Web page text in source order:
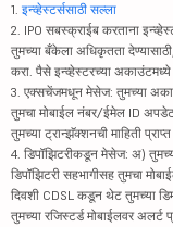
1. इन्व्हेस्टर्ससाठी सल्ला
2. IPO सबस्क्राईब करताना
तुमच्या बँकेला अधिकृतता
करा. पैसे इन्व्हेस्टरच्या अकाउंटमध्ये
3. एक्सचेंजमधून मेसेज: तुमच्या
तुमचा मोबाईल नंबर/ईमेल ID
तुमच्या ट्रान्झॅक्शनची माहिती
4. डिपॉझिटरीकडून मेसेज: अ)
डिपॉझिटरी सहभागीसह तुमचा
दिवशी CDSL कडून थेट तुमच्या
तुमच्या रजिस्टर्ड मोबाईलवर अलर्ट